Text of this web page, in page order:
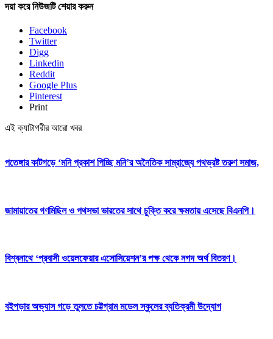
দয়া করে নিউজটি শেয়ার করুন
Facebook
Twitter
Digg
Linkedin
Reddit
Google Plus
Pinterest
Print
এই ক্যাটাগরীর আরো খবর
পতেঙ্গার কাটগড়ে ‘মনি প্রকাশ পিচ্ছি মনি’র অনৈতিক সাম্রাজ্যে পথভ্রষ্ট তরুণ সমাজ,
জামায়াতের গণমিছিল ও পথসভা ভারতের সাথে চুক্তি করে ক্ষমতায় এসেছে বিএনপি।
বিশ্বনাথে ‘প্রবাসী ওয়েলফেয়ার এসোসিয়েশন’র পক্ষ থেকে নগদ অর্থ বিতরণ।
বইপড়ার অভ্যাস গড়ে তুলতে চট্টগ্রাম মডেল স্কুলের ব্যতিক্রমী উদ্যোগ